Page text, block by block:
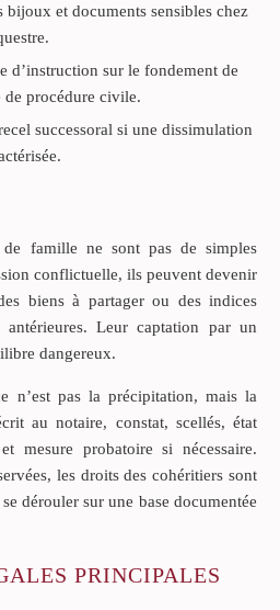
bijoux et documents sensibles chez
d’instruction sur le fondement de
de procédure civile.
successoral si une dissimulation
famille ne sont pas de simples
conflictuelle, ils peuvent devenir
biens à partager ou des indices
antérieures. Leur captation par un
dangereux.
n’est pas la précipitation, mais la
au notaire, constat, scellés, état
mesure probatoire si nécessaire.
les droits des cohéritiers sont
dérouler sur une base documentée
PRINCIPALES